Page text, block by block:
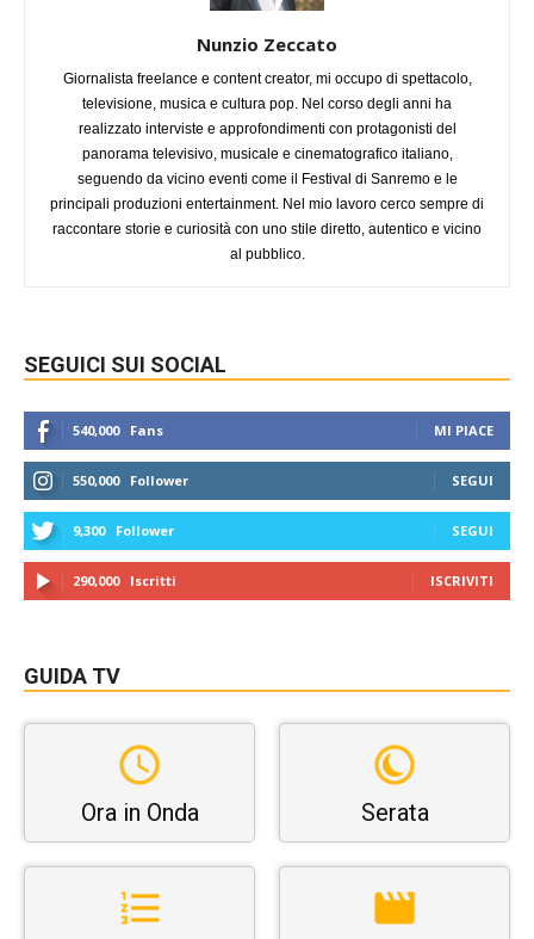
Nunzio Zeccato
Giornalista freelance e content creator, mi occupo di spettacolo,
televisione, musica e cultura pop. Nel corso degli anni ha
realizzato interviste e approfondimenti con protagonisti del
panorama televisivo, musicale e cinematografico italiano,
seguendo da vicino eventi come il Festival di Sanremo e le
principali produzioni entertainment. Nel mio lavoro cerco sempre di
raccontare storie e curiosità con uno stile diretto, autentico e vicino
al pubblico.
SEGUICI SUI SOCIAL
540,000 Fans MI PIACE
550,000 Follower SEGUI
9,300 Follower SEGUI
290,000 Iscritti ISCRIVITI
GUIDA TV
Ora in Onda Serata